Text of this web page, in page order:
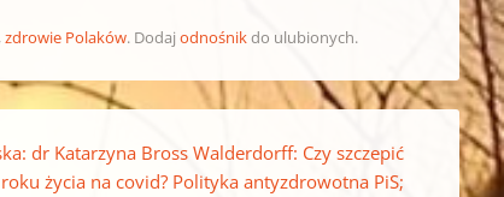
,zdrowie Polaków. Dodajodnośnikdo ulubionych.
dr Katarzyna Bross Walderdorff: Czy szczepić
życia na covid? Polityka antyzdrowotna PiS;